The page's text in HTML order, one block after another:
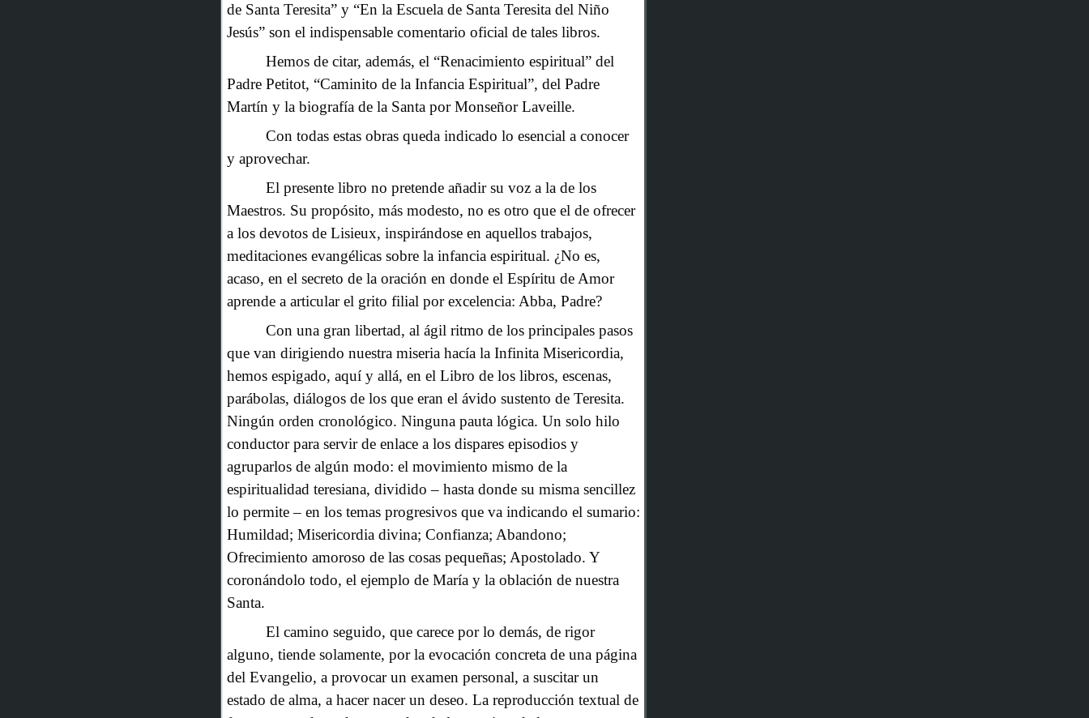
de Santa Teresita” y “En la Escuela de Santa Teresita del Niño
Jesús” son el indispensable comentario oficial de tales libros.
Hemos de citar, además, el “Renacimiento espiritual” del
Padre Petitot, “Caminito de la Infancia Espiritual”, del Padre
Martín y la biografía de la Santa por Monseñor Laveille.
Con todas estas obras queda indicado lo esencial a conocer
y aprovechar.
El presente libro no pretende añadir su voz a la de los
Maestros. Su propósito, más modesto, no es otro que el de ofrecer
a los devotos de Lisieux, inspirándose en aquellos trabajos,
meditaciones evangélicas sobre la infancia espiritual. ¿No es,
acaso, en el secreto de la oración en donde el Espíritu de Amor
aprende a articular el grito filial por excelencia: Abba, Padre?
Con una gran libertad, al ágil ritmo de los principales pasos
que van dirigiendo nuestra miseria hacía la Infinita Misericordia,
hemos espigado, aquí y allá, en el Libro de los libros, escenas,
parábolas, diálogos de los que eran el ávido sustento de Teresita.
Ningún orden cronológico. Ninguna pauta lógica. Un solo hilo
conductor para servir de enlace a los dispares episodios y
agruparlos de algún modo: el movimiento mismo de la
espiritualidad teresiana, dividido – hasta donde su misma sencillez
lo permite – en los temas progresivos que va indicando el sumario:
Humildad; Misericordia divina; Confianza; Abandono;
Ofrecimiento amoroso de las cosas pequeñas; Apostolado. Y
coronándolo todo, el ejemplo de María y la oblación de nuestra
Santa.
El camino seguido, que carece por lo demás, de rigor
alguno, tiende solamente, por la evocación concreta de una página
del Evangelio, a provocar un examen personal, a suscitar un
estado de alma, a hacer nacer un deseo. La reproducción textual de